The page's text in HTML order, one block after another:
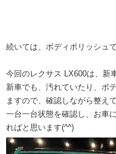
続いては、ボディポリッシュ
今回のレクサス LX600は、新
新車でも、汚れていたり、ボ
ますので、確認しながら整え
一台一台状態を確認し、お車
ればと思います(^^)